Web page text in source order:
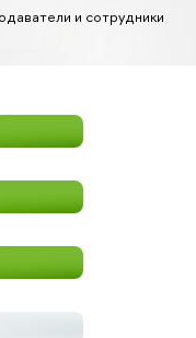
и сотрудники